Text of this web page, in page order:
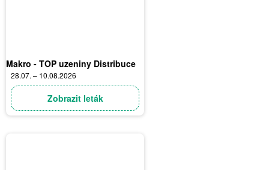
Makro - TOP uzeniny Distribuce
28.07. – 10.08.2026
Zobrazit leták